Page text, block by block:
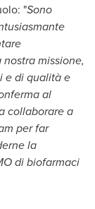
"Sono
missione,
e di qualità e
al
collaborare a
per far
la
di biofarmaci